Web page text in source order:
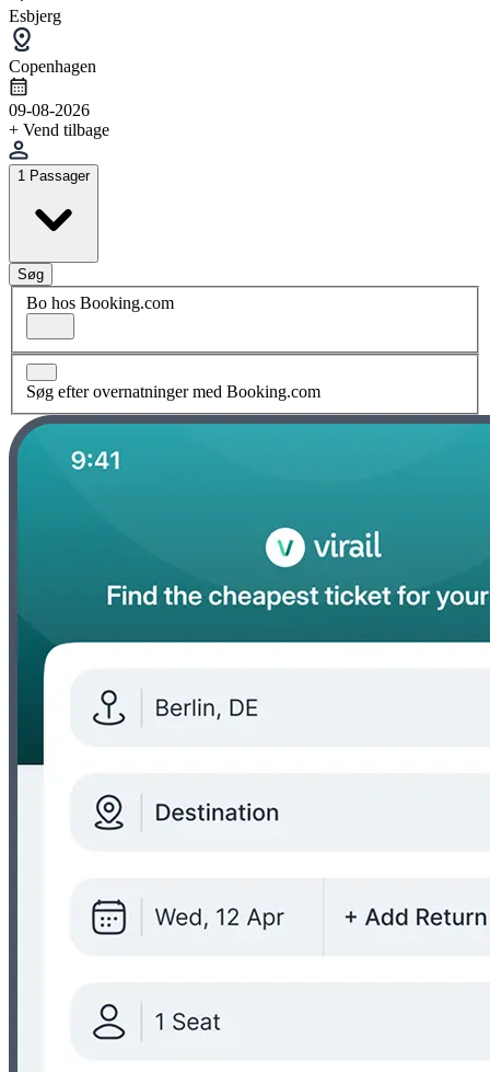
Esbjerg
Copenhagen
09-08-2026
+ Vend tilbage
1 Passager
Søg
Bo hos Booking.com
Søg efter overnatninger med Booking.com